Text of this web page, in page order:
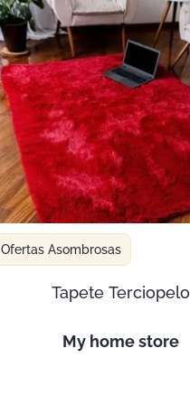
Ofertas Asombrosas
Tapete Terciopelo
my home store